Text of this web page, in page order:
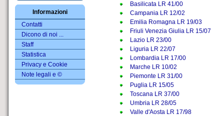
Informazioni
Contatti
Dicono di noi ...
Staff
Statistica
Privacy e Cookie
Note legali e ©
Basilicata LR 41/00
Campania LR 12/02
Emilia Romagna LR 19/03
Friuli Venezia Giulia LR 15/07
Lazio LR 23/00
Liguria LR 22/07
Lombardia LR 17/00
Marche LR 10/02
Piemonte LR 31/00
Puglia LR 15/05
Toscana LR 37/00
Umbria LR 28/05
Valle d'Aosta LR 17/98